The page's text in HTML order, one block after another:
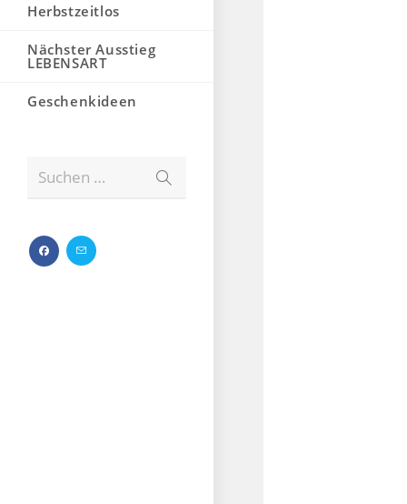
Herbstzeitlos
Nächster Ausstieg
LEBENSART
Geschenkideen
Suchen …